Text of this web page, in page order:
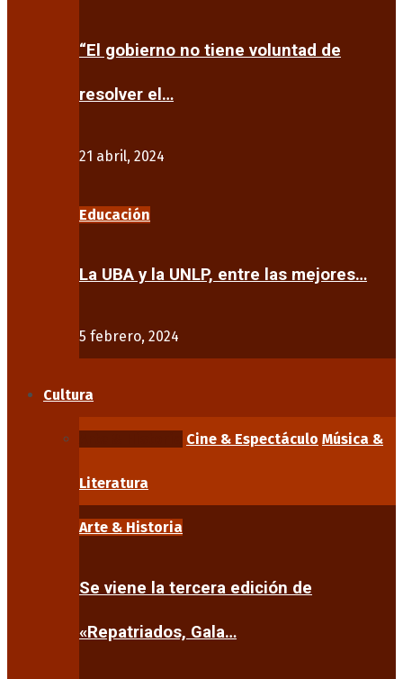
“El gobierno no tiene voluntad de
resolver el…
21 abril, 2024
Educación
La UBA y la UNLP, entre las mejores…
5 febrero, 2024
Cultura
Cine & Espectáculo Música &
Literatura
Arte & Historia
Se viene la tercera edición de
«Repatriados, Gala…